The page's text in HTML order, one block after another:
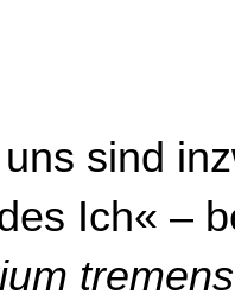
sind
Ich« –
tremens